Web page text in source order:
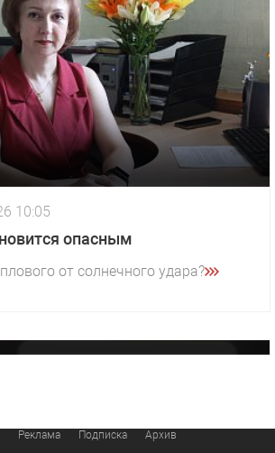
10:05
опасным
от солнечного удара?
стала главным героем нового
Реклама Подписка
Архив